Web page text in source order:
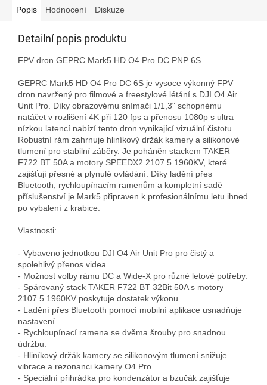
Popis Hodnocení Diskuze
Detailní popis produktu
FPV dron GEPRC Mark5 HD O4 Pro DC PNP 6S
GEPRC Mark5 HD O4 Pro DC 6S je vysoce výkonný FPV
dron navržený pro filmové a freestylové létání s DJI O4 Air
Unit Pro. Díky obrazovému snímači 1/1,3" schopnému
natáčet v rozlišení 4K při 120 fps a přenosu 1080p s ultra
nízkou latencí nabízí tento dron vynikající vizuální čistotu.
Robustní rám zahrnuje hliníkový držák kamery a silikonové
tlumení pro stabilní záběry. Je poháněn stackem TAKER
F722 BT 50A a motory SPEEDX2 2107.5 1960KV, které
zajišťují přesné a plynulé ovládání. Díky ladění přes
Bluetooth, rychloupínacím ramenům a kompletní sadě
příslušenství je Mark5 připraven k profesionálnímu letu ihned
po vybalení z krabice.
Vlastnosti:
- Vybaveno jednotkou DJI O4 Air Unit Pro pro čistý a
spolehlivý přenos videa.
- Možnost volby rámu DC a Wide-X pro různé letové potřeby.
- Spárovaný stack TAKER F722 BT 32Bit 50A s motory
2107.5 1960KV poskytuje dostatek výkonu.
- Ladění přes Bluetooth pomocí mobilní aplikace usnadňuje
nastavení.
- Rychloupínací ramena se dvěma šrouby pro snadnou
údržbu.
- Hliníkový držák kamery se silikonovým tlumení snižuje
vibrace a rezonanci kamery O4 Pro.
- Speciální přihrádka pro kondenzátor a bzučák zajišťuje